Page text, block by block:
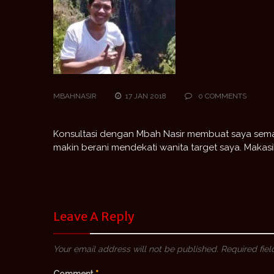
MBAHNASIR 17 JAN 2018 0 COMMENTS
Konsultasi dengan Mbah Nasir membuat saya
makin berani mendekati wanita target saya.
Leave A Reply
Your email address will not be published. Required